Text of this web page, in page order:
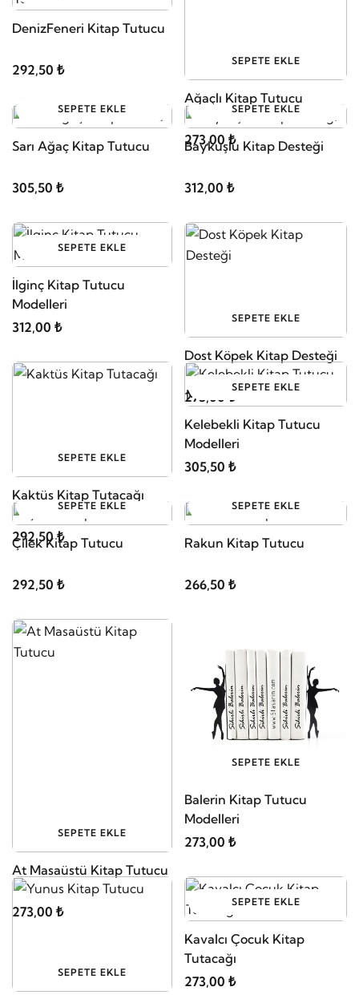
DenizFeneri Kitap Tutucu
292,50 ₺
SEPETE EKLE
Ağaçlı Kitap Tutucu
273,00 ₺
SEPETE EKLE
Sarı Ağaç Kitap Tutucu
305,50 ₺
SEPETE EKLE
Baykuşlu Kitap Desteği
312,00 ₺
SEPETE EKLE
İlginç Kitap Tutucu
Modelleri
312,00 ₺
SEPETE EKLE
Dost Köpek Kitap Desteği
273,00 ₺
SEPETE EKLE
Kaktüs Kitap Tutacağı
292,50 ₺
SEPETE EKLE
Kelebekli Kitap Tutucu
Modelleri
305,50 ₺
SEPETE EKLE
Çilek Kitap Tutucu
292,50 ₺
SEPETE EKLE
Rakun Kitap Tutucu
266,50 ₺
SEPETE EKLE
At Masaüstü Kitap Tutucu
273,00 ₺
SEPETE EKLE
Balerin Kitap Tutucu
Modelleri
273,00 ₺
SEPETE EKLE
SEPETE EKLE
Kavalcı Çocuk Kitap
Tutacağı
273,00 ₺